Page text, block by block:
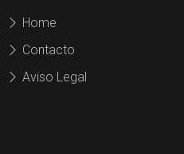
Home
Contacto
Aviso Legal